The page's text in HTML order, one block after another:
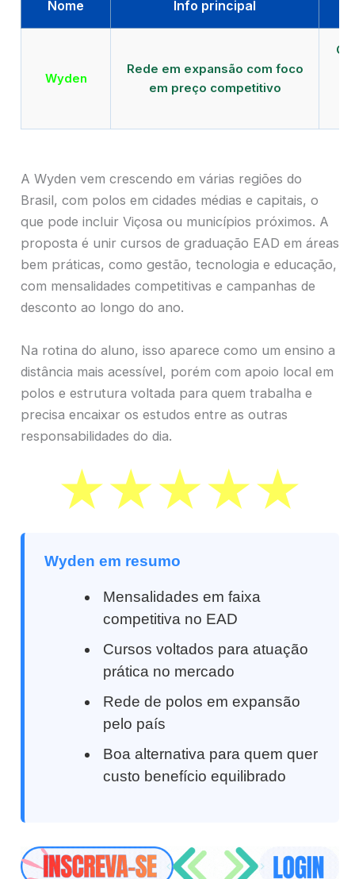
Nome Info principal
Wyden
Rede em expansão com foco
em preço competitivo
A Wyden vem crescendo em várias regiões do
Brasil, com polos em cidades médias e capitais, o
que pode incluir Viçosa ou municípios próximos. A
proposta é unir cursos de graduação EAD em áreas
bem práticas, como gestão, tecnologia e educação,
com mensalidades competitivas e campanhas de
desconto ao longo do ano.
Na rotina do aluno, isso aparece como um ensino a
distância mais acessível, porém com apoio local em
polos e estrutura voltada para quem trabalha e
precisa encaixar os estudos entre as outras
responsabilidades do dia.
Wyden em resumo
Mensalidades em faixa
competitiva no EAD
Cursos voltados para atuação
prática no mercado
Rede de polos em expansão
pelo país
Boa alternativa para quem quer
custo benefício equilibrado